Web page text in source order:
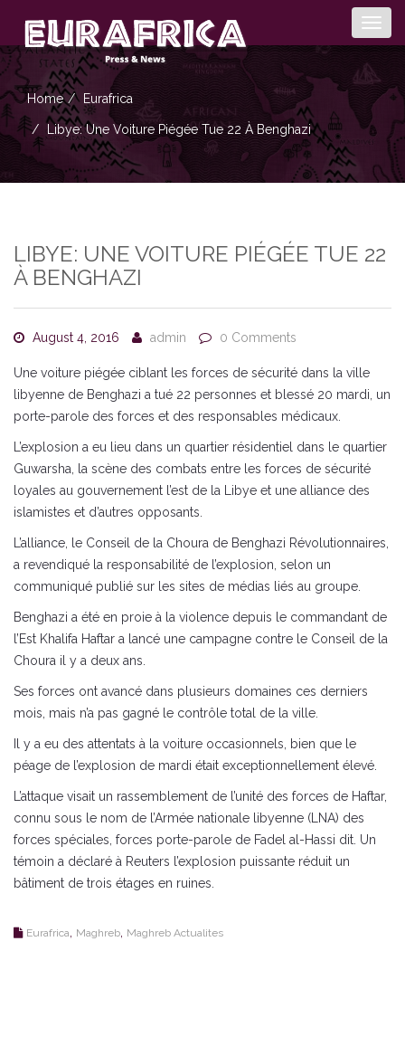
Home Eurafrica
Libye: Une Voiture Piégée Tue 22 À Benghazi
LIBYE: UNE VOITURE PIÉGÉE TUE 22
À BENGHAZI
August 4, 2016 admin 0 Comments
Une voiture piégée ciblant les forces de sécurité dans la ville
libyenne de Benghazi a tué 22 personnes et blessé 20 mardi, un
porte-parole des forces et des responsables médicaux.
L’explosion a eu lieu dans un quartier résidentiel dans le quartier
Guwarsha, la scène des combats entre les forces de sécurité
loyales au gouvernement l’est de la Libye et une alliance des
islamistes et d’autres opposants.
L’alliance, le Conseil de la Choura de Benghazi Révolutionnaires,
a revendiqué la responsabilité de l’explosion, selon un
communiqué publié sur les sites de médias liés au groupe.
Benghazi a été en proie à la violence depuis le commandant de
l’Est Khalifa Haftar a lancé une campagne contre le Conseil de la
Choura il y a deux ans.
Ses forces ont avancé dans plusieurs domaines ces derniers
mois, mais n’a pas gagné le contrôle total de la ville.
Il y a eu des attentats à la voiture occasionnels, bien que le
péage de l’explosion de mardi était exceptionnellement élevé.
L’attaque visait un rassemblement de l’unité des forces de Haftar,
connu sous le nom de l’Armée nationale libyenne (LNA) des
forces spéciales, forces porte-parole de Fadel al-Hassi dit. Un
témoin a déclaré à Reuters l’explosion puissante réduit un
bâtiment de trois étages en ruines.
Eurafrica Maghreb Maghreb Actualites